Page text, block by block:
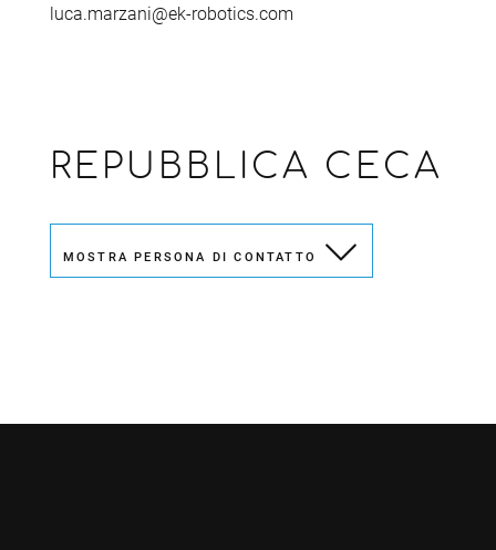
luca.marzani@ek-robotics.com
REPUBBLICA CECA
MOSTRA PERSONA DI CONTATTO